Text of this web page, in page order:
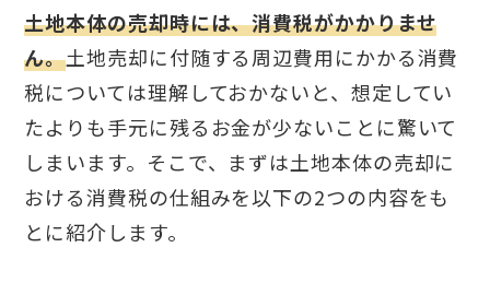
土地本体の売却時には、消費税がかかりませ
ん。土地売却に付随する周辺費用にかかる消費
税については理解しておかないと、想定してい
たよりも手元に残るお金が少ないことに驚いて
しまいます。そこで、まずは土地本体の売却に
おける消費税の仕組みを以下の2つの内容をも
とに紹介します。